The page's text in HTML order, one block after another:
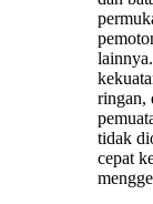
ringan,
tidak
cepat